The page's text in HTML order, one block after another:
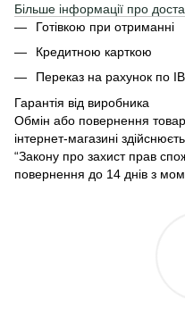
Більше інформації про
Готівкою при отриманні
Кредитною карткою
Переказ на рахунок по
Гарантія від виробника
Обмін або повернення
інтернет-магазині
“Закону про захист прав
повернення до 14 днів з